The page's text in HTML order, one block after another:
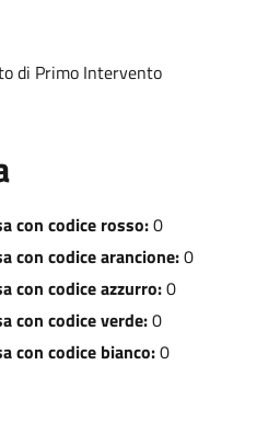
di Primo Intervento
con codice rosso:0
con codice arancione:0
con codice azzurro:0
con codice verde:0
con codice bianco:0